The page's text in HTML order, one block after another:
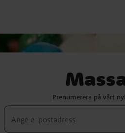
Prenumerera på vårt